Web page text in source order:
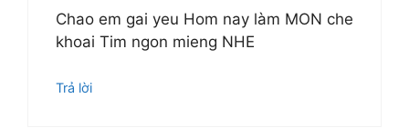
Chao em gai yeu Hom nay làm MON che
khoai Tim ngon mieng NHE
Trả lời